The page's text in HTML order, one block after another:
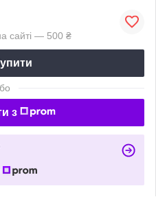
сайті — 500 ₴
з